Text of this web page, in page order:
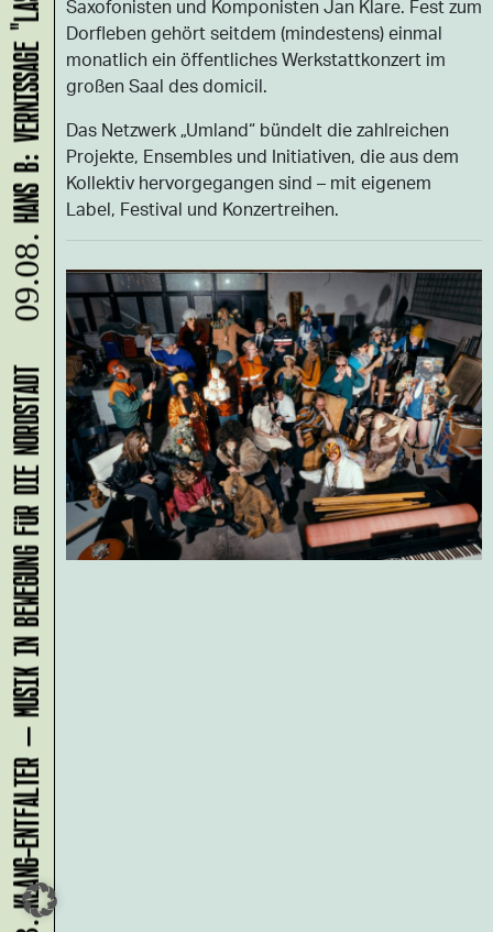
Saxofonisten und Komponisten Jan Klare. Fest zum
Dorfleben gehört seitdem (mindestens) einmal
monatlich ein öffentliches Werkstattkonzert im
großen Saal des domicil.
Das Netzwerk „Umland“ bündelt die zahlreichen
Projekte, Ensembles und Initiativen, die aus dem
Kollektiv hervorgegangen sind – mit eigenem
Label, Festival und Konzertreihen.
KLANG-ENTFALTER – MUSIK IN BEWEGUNG FÜR DIE NORDSTADT
09.08.